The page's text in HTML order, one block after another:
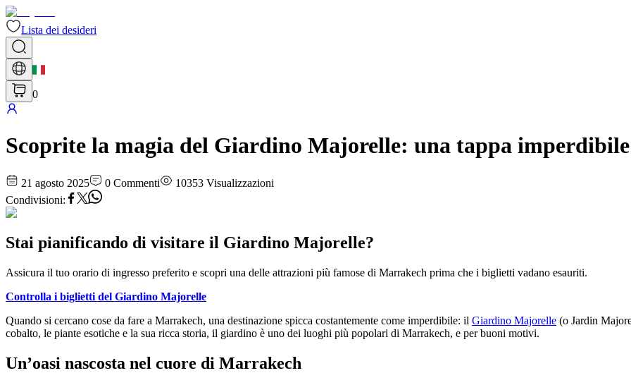
Lista dei desideri
0
Scoprite la magia del Giardino Majorelle: una tappa
21 agosto 2025 0 Commenti 10353 Visualizzazioni
Condivisioni:
Stai pianificando di visitare il Giardino Majorelle?
Assicura il tuo orario di ingresso preferito e scopri una delle attrazioni più famose di Marrakech prima che i biglietti vadano esauriti.
Controlla i biglietti del Giardino Majorelle
Quando si cercano cose da fare a Marrakech, una destinazione spicca costantemente come imperdibile: il Giardino Majorelle (o Jardin
cobalto, le piante esotiche e la sua ricca storia, il giardino è uno dei luoghi più popolari di Marrakech, e per buoni motivi.
Un’oasi nascosta nel cuore di Marrakech